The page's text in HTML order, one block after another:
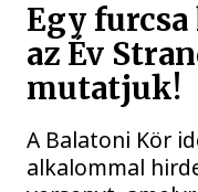
Egy
az Év
mutatjuk!
A Balatoni Kör
alkalommal